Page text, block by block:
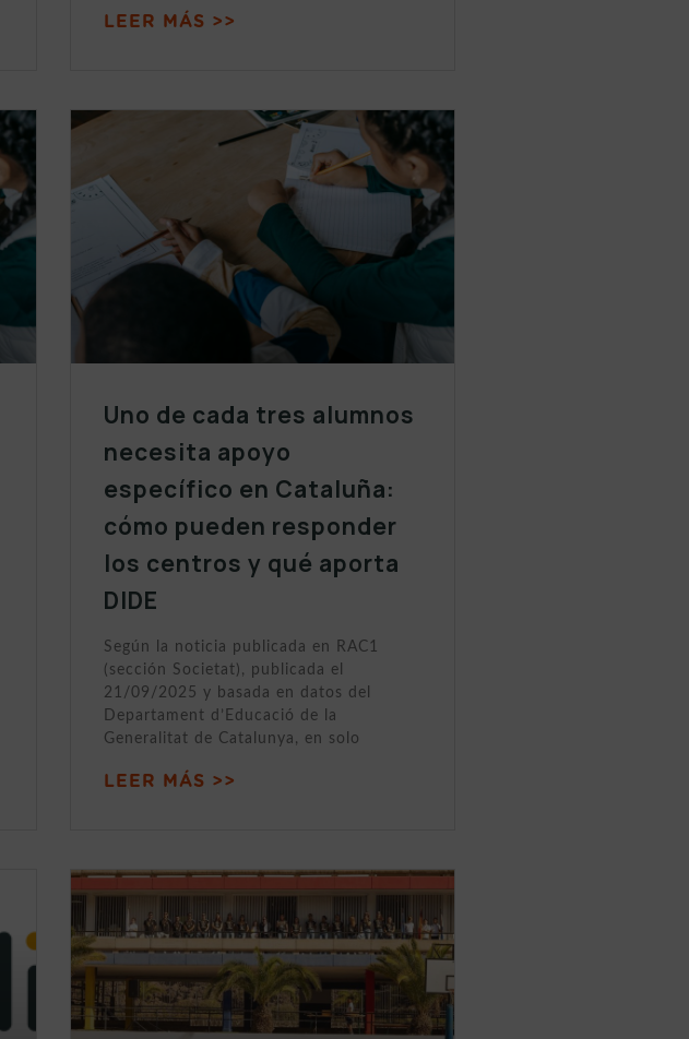
LEER MÁS >>
Uno de cada tres alumnos
necesita apoyo
específico en Cataluña:
cómo pueden responder
los centros y qué aporta
DIDE
Según la noticia publicada en RAC1
(sección Societat), publicada el
21/09/2025 y basada en datos del
Departament d’Educació de la
Generalitat de Catalunya, en solo
LEER MÁS >>